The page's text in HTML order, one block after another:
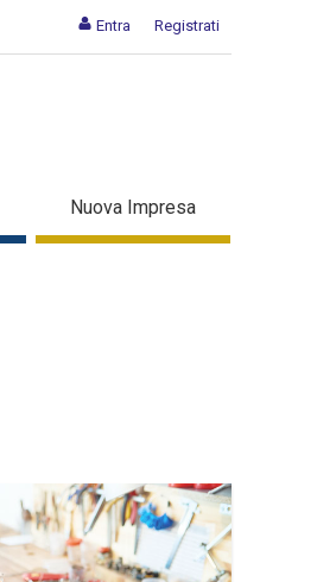
Entra Registrati
Nuova Impresa